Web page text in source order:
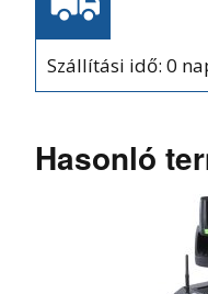
Szállítási idő: 0
Hasonló